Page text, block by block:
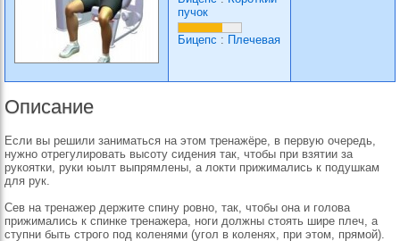
пучок
Бицепс : Плечевая
Описание
Если вы решили заниматься на этом тренажёре, в первую очередь,
нужно отрегулировать высоту сидения так, чтобы при взятии за
рукоятки, руки юылт выпрямлены, а локти прижимались к подушкам
для рук.
Сев на тренажер держите спину ровно, так, чтобы она и голова
прижимались к спинке тренажера, ноги должны стоять шире плеч, а
ступни быть строго под коленями (угол в коленях, при этом, прямой).